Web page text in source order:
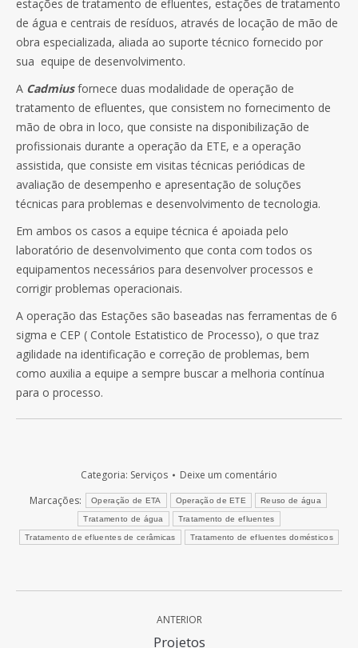
estações de tratamento de efluentes, estações de tratamento
de água e centrais de resíduos, através de locação de mão de
obra especializada, aliada ao suporte técnico fornecido por
sua equipe de desenvolvimento.
A Cadmius fornece duas modalidade de operação de
tratamento de efluentes, que consistem no fornecimento de
mão de obra in loco, que consiste na disponibilização de
profissionais durante a operação da ETE, e a operação
assistida, que consiste em visitas técnicas periódicas de
avaliação de desempenho e apresentação de soluções
técnicas para problemas e desenvolvimento de tecnologia.
Em ambos os casos a equipe técnica é apoiada pelo
laboratório de desenvolvimento que conta com todos os
equipamentos necessários para desenvolver processos e
corrigir problemas operacionais.
A operação das Estações são baseadas nas ferramentas de 6
sigma e CEP ( Contole Estatistico de Processo), o que traz
agilidade na identificação e correção de problemas, bem
como auxilia a equipe a sempre buscar a melhoria contínua
para o processo.
Categoria: Serviços
Deixe um comentário
Marcações:
Operação de ETA Operação de ETE Reuso de água
Tratamento de água Tratamento de efluentes
Tratamento de efluentes de cerâmicas Tratamento de efluentes domésticos
ANTERIOR
Post
Projetos